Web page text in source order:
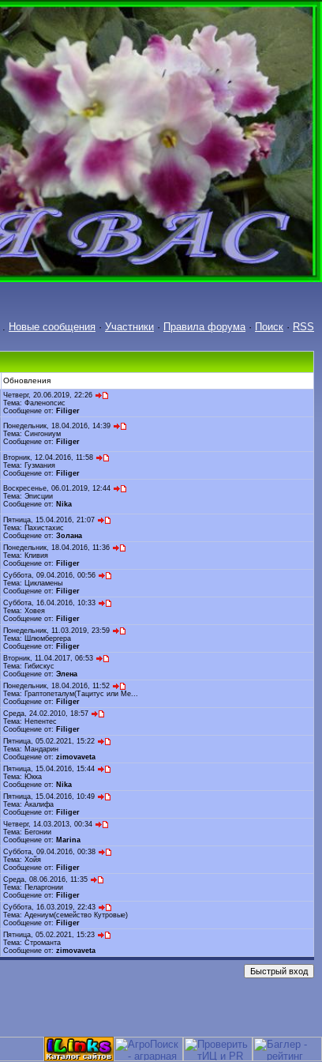
Новые сообщения · Участники · Правила форума · Поиск · RSS
Обновления
Четверг, 20.06.2019, 22:26
Тема: Фаленопсис
Сообщение от: Filiger
Понедельник, 18.04.2016, 14:39
Тема: Сингониум
Сообщение от: Filiger
Вторник, 12.04.2016, 11:58
Тема: Гузмания
Сообщение от: Filiger
Воскресенье, 06.01.2019, 12:44
Тема: Эписции
Сообщение от: Nika
Пятница, 15.04.2016, 21:07
Тема: Пахистахис
Сообщение от: Золана
Понедельник, 18.04.2016, 11:36
Тема: Кливия
Сообщение от: Filiger
Суббота, 09.04.2016, 00:56
Тема: Цикламены
Сообщение от: Filiger
Суббота, 16.04.2016, 10:33
Тема: Ховея
Сообщение от: Filiger
Понедельник, 11.03.2019, 23:59
Тема: Шлюмбергера
Сообщение от: Filiger
Вторник, 11.04.2017, 06:53
Тема: Гибискус
Сообщение от: Элена
Понедельник, 18.04.2016, 11:52
Тема: Граптопеталум(Тацитус или Ме...
Сообщение от: Filiger
Среда, 24.02.2010, 18:57
Тема: Непентес
Сообщение от: Filiger
Пятница, 05.02.2021, 15:22
Тема: Мандарин
Сообщение от: zimovaveta
Пятница, 15.04.2016, 15:44
Тема: Юкка
Сообщение от: Nika
Пятница, 15.04.2016, 10:49
Тема: Акалифа
Сообщение от: Filiger
Четверг, 14.03.2013, 00:34
Тема: Бегонии
Сообщение от: Marina
Суббота, 09.04.2016, 00:38
Тема: Хойя
Сообщение от: Filiger
Среда, 08.06.2016, 11:35
Тема: Пеларгонии
Сообщение от: Filiger
Суббота, 16.03.2019, 22:43
Тема: Адениум(семейство Кутровые)
Сообщение от: Filiger
Пятница, 05.02.2021, 15:23
Тема: Строманта
Сообщение от: zimovaveta